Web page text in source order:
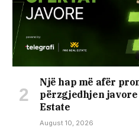
Një hap më afër
përzgjedhjen
Estate
August 10, 2026